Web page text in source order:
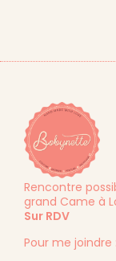
Rencontre
grand Came à
Sur RDV
Pour me joindre :